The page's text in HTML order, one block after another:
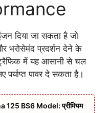
दिया जा सकता है जो
भरोसेमंद प्रदर्शन देने के
में यह आसानी से चल
पावर दे सकता है।
125 BS6 Model: प्रीमियम